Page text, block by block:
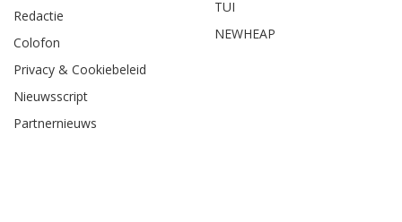
Redactie
Colofon
Privacy & Cookiebeleid
Nieuwsscript
Partnernieuws
TUI
NEWHEAP